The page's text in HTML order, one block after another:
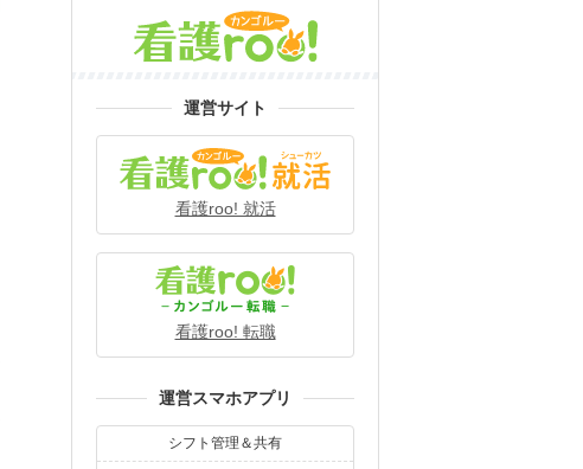
運営サイト
看護roo! 就活
看護roo! 転職
運営スマホアプリ
シフト管理＆共有